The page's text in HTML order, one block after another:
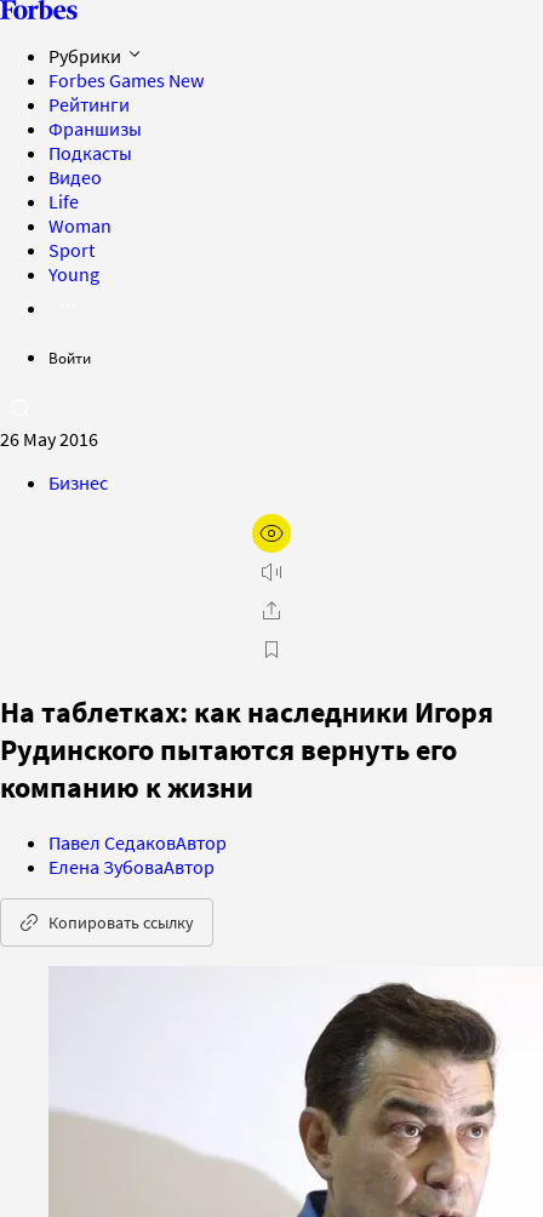
Рубрики
Forbes Games New
Рейтинги
Франшизы
Подкасты
Видео
Life
Woman
Sport
Young
Войти
26 May 2016
Бизнес
На таблетках: как наследники Игоря
Рудинского пытаются вернуть его
компанию к жизни
Павел СедаковАвтор
Елена ЗубоваАвтор
Копировать ссылку